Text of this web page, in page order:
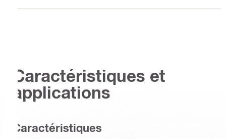
Caractéristiques et
applications
Caractéristiques